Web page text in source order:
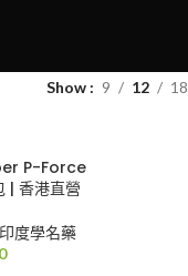
Show 9 12 18
P-Force
香港直營
印度學名藥
價